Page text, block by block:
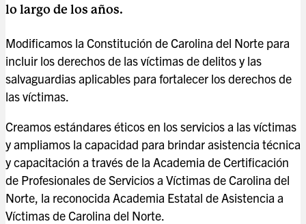
lo largo de los años.
Modificamos la Constitución de Carolina del Norte para
incluir los derechos de las víctimas de delitos y las
salvaguardias aplicables para fortalecer los derechos de
las víctimas.
Creamos estándares éticos en los servicios a las víctimas
y ampliamos la capacidad para brindar asistencia técnica
y capacitación a través de la Academia de Certificación
de Profesionales de Servicios a Víctimas de Carolina del
Norte, la reconocida Academia Estatal de Asistencia a
Víctimas de Carolina del Norte.